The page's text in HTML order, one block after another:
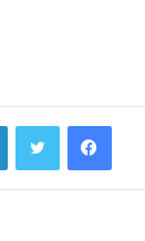
فيسبوك